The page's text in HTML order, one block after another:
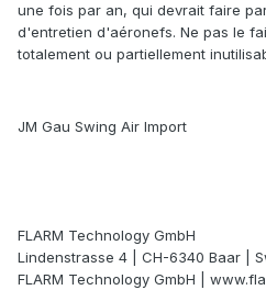
une fois par an, qui devrait faire
d'entretien d'aéronefs. Ne pas le
totalement ou partiellement
JM Gau Swing Air Import
FLARM Technology GmbH
Lindenstrasse 4 | CH-6340 Baar |
FLARM Technology GmbH |